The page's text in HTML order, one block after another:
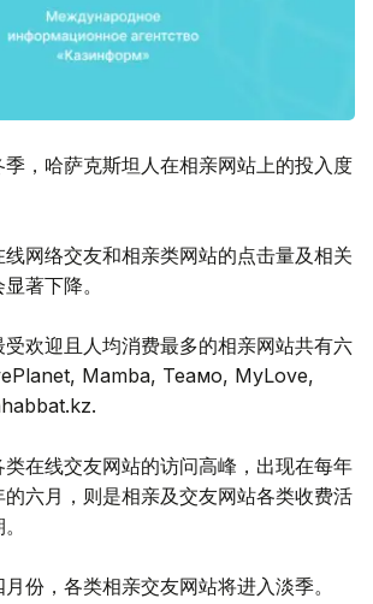
，哈萨克斯坦人在相亲网站上的投入度
网络交友和相亲类网站的点击量及相关
著下降。
欢迎且人均消费最多的相亲网站共有六
Mamba, Теамо, MyLove,
在线交友网站的访问高峰，出现在每年
六月，则是相亲及交友网站各类收费活
份，各类相亲交友网站将进入淡季。